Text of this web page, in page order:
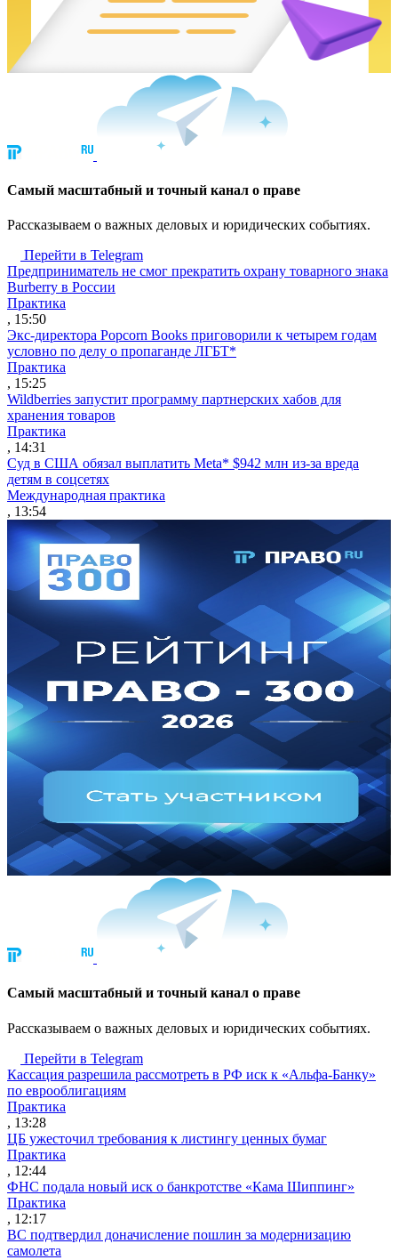
Cамый масштабный и точный канал о праве
Рассказываем о важных деловых и юридических событиях.
Перейти в Telegram
Предприниматель не смог прекратить охрану товарного знака
Burberry в России
Практика
, 15:50
Экс-директора Popcorn Books приговорили к четырем годам
условно по делу о пропаганде ЛГБТ*
Практика
, 15:25
Wildberries запустит программу партнерских хабов для
хранения товаров
Практика
, 14:31
Суд в США обязал выплатить Meta* $942 млн из-за вреда
детям в соцсетях
Международная практика
, 13:54
Cамый масштабный и точный канал о праве
Рассказываем о важных деловых и юридических событиях.
Перейти в Telegram
Кассация разрешила рассмотреть в РФ иск к «Альфа-Банку»
по еврооблигациям
Практика
, 13:28
ЦБ ужесточил требования к листингу ценных бумаг
Практика
, 12:44
ФНС подала новый иск о банкротстве «Кама Шиппинг»
Практика
, 12:17
ВС подтвердил доначисление пошлин за модернизацию
самолета